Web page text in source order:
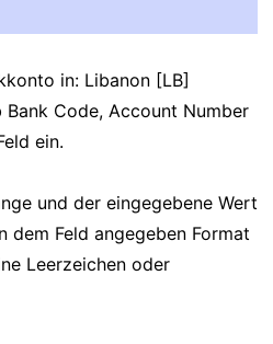
in: Libanon [LB]
Bank Code, Account Number
ein.
und der eingegebene Wert
dem Feld angegeben Format
Leerzeichen oder